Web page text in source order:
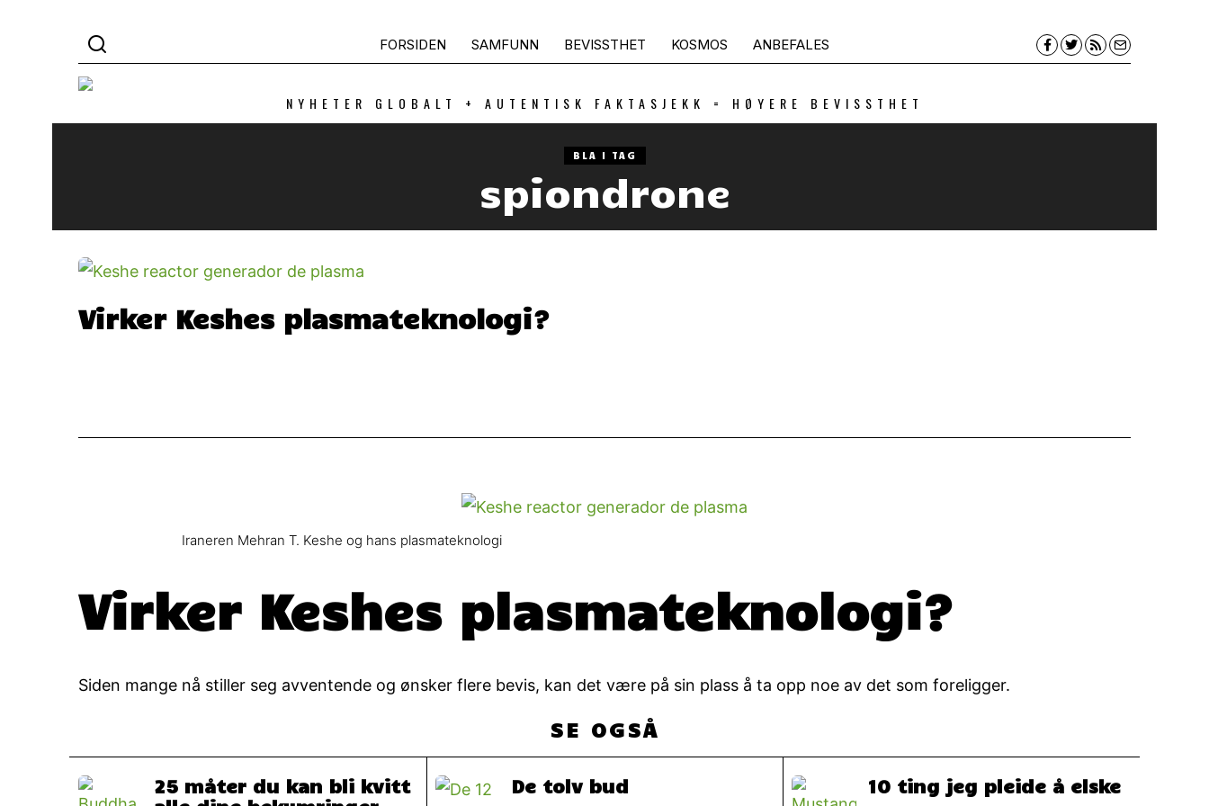
FORSIDEN SAMFUNN BEVISSTHET KOSMOS ANBEFALES
NYHETER GLOBALT + AUTENTISK FAKTASJEKK = HØYERE BEVISSTHET
BLA I TAG
spiondrone
Virker Keshes plasmateknologi?
Iraneren Mehran T. Keshe og hans plasmateknologi
Virker Keshes plasmateknologi?
Siden mange nå stiller seg avventende og ønsker flere bevis, kan det være på sin plass å ta opp noe av det som foreligger.
SE OGSÅ
25 måter du kan bli kvitt
De tolv bud 10 ting jeg pleide å elske